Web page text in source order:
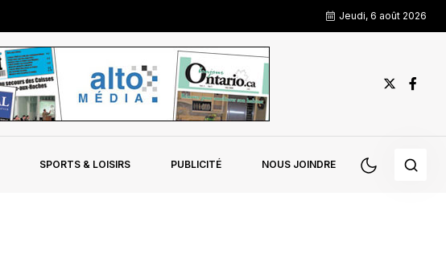
Jeudi, 6 août 2026
SPORTS & LOISIRS PUBLICITÉ NOUS JOINDRE